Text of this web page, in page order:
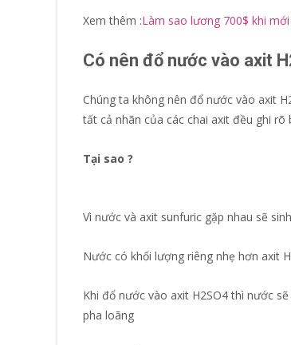
Xem thêm :Làm sao lương 700$ khi
Có nên đổ nước vào axit
Chúng ta không nên đổ nước vào axit
tất cả nhãn của các chai axit đều ghi
Tại sao ?
Vì nước và axit sunfuric gặp nhau sẽ
Nước có khối lượng riêng nhẹ hơn axit
Khi đổ nước vào axit H2SO4 thì nước
pha loãng